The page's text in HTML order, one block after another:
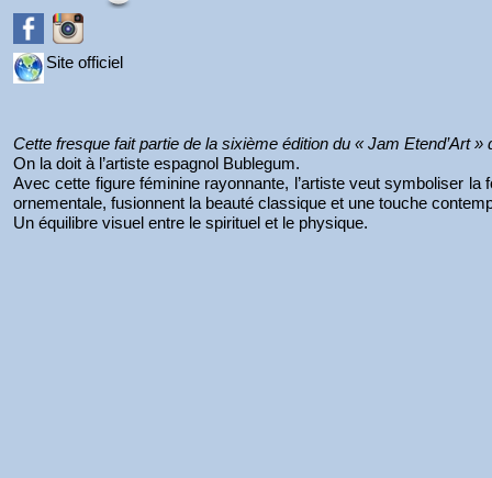
Site officiel
Cette fresque fait partie de la sixième édition du « Jam Etend’Art
On la doit à l’artiste espagnol Bublegum.
Avec cette figure féminine rayonnante, l’artiste veut symboliser
ornementale, fusionnent la beauté classique et une touche
Un équilibre visuel entre le spirituel et le physique.